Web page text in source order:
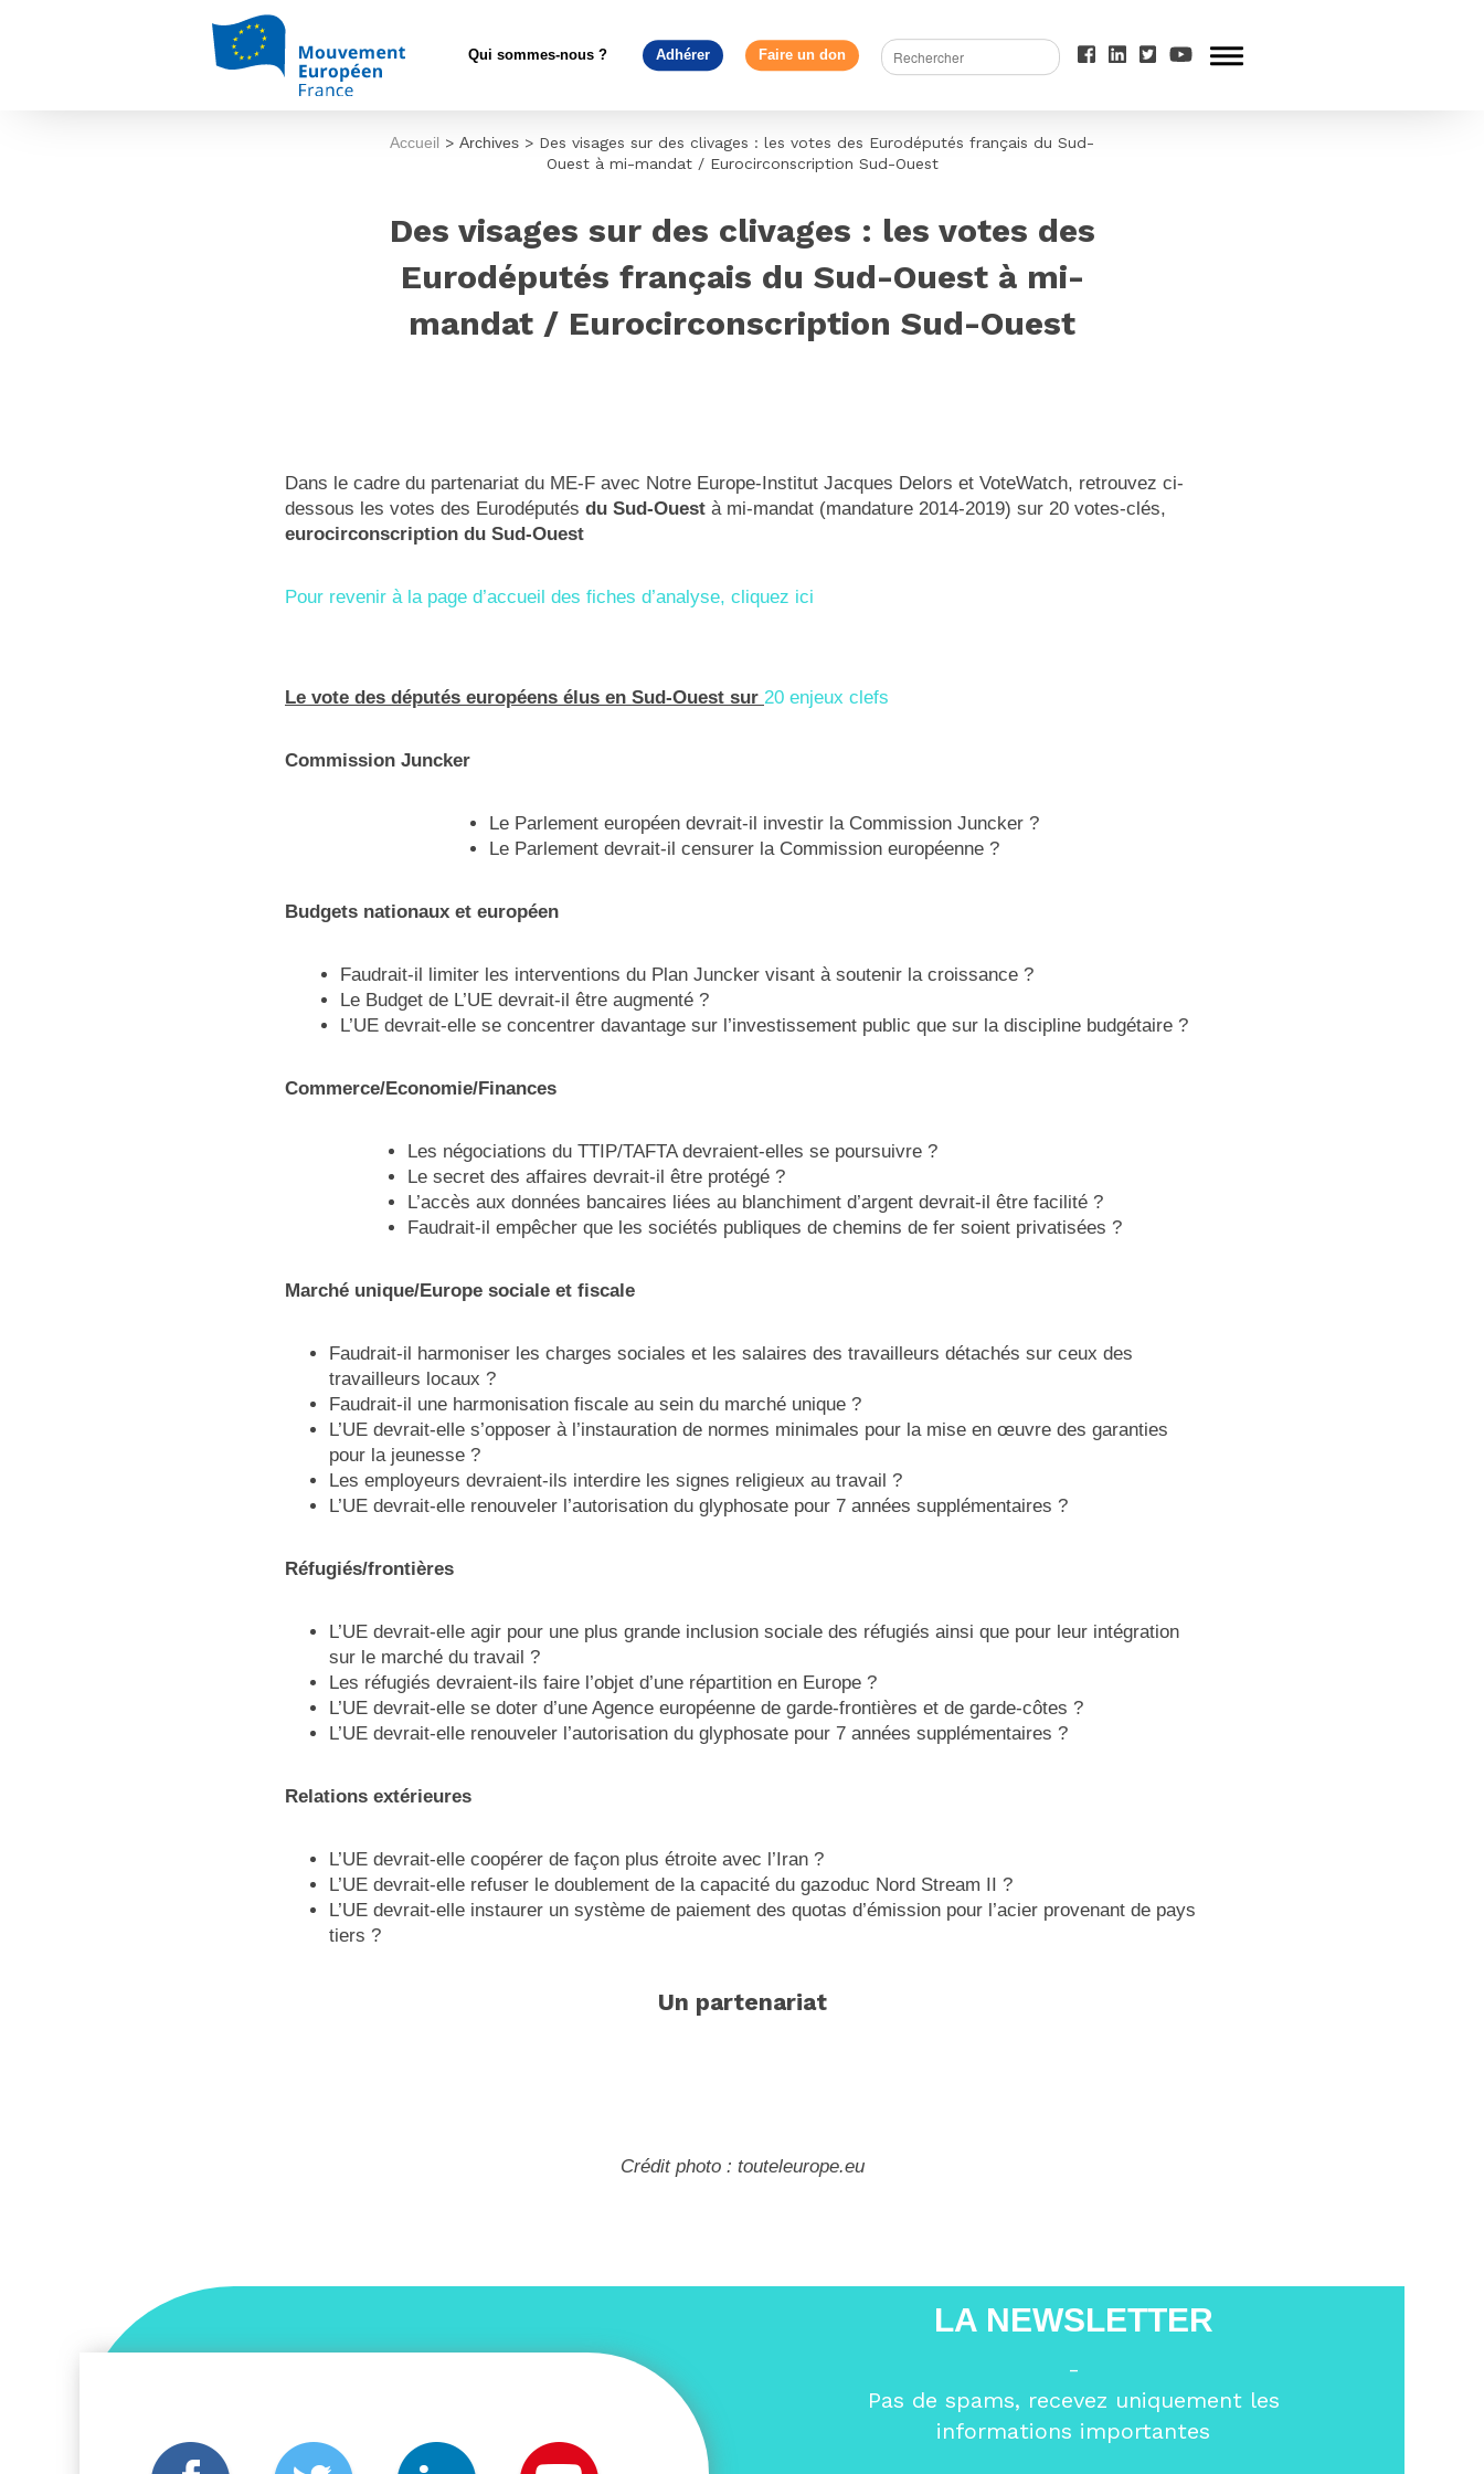
Qui sommes-nous ? Adhérer Faire un don
Accueil > Archives > Des visages sur des clivages : les votes des Eurodéputés français du Sud-
Ouest à mi-mandat / Eurocirconscription Sud-Ouest
Des visages sur des clivages : les votes des
Eurodéputés français du Sud-Ouest à mi-
mandat / Eurocirconscription Sud-Ouest
Dans le cadre du partenariat du ME-F avec Notre Europe-Institut Jacques Delors et VoteWatch, retrouvez ci-
dessous les votes des Eurodéputés du Sud-Ouest à mi-mandat (mandature 2014-2019) sur 20 votes-clés,
eurocirconscription du Sud-Ouest
Pour revenir à la page d’accueil des fiches d’analyse, cliquez ici
Le vote des députés européens élus en Sud-Ouest sur 20 enjeux clefs
Commission Juncker
Le Parlement européen devrait-il investir la Commission Juncker ?
Le Parlement devrait-il censurer la Commission européenne ?
Budgets nationaux et européen
Faudrait-il limiter les interventions du Plan Juncker visant à soutenir la croissance ?
Le Budget de L’UE devrait-il être augmenté ?
L’UE devrait-elle se concentrer davantage sur l’investissement public que sur la discipline budgétaire ?
Commerce/Economie/Finances
Les négociations du TTIP/TAFTA devraient-elles se poursuivre ?
Le secret des affaires devrait-il être protégé ?
L’accès aux données bancaires liées au blanchiment d’argent devrait-il être facilité ?
Faudrait-il empêcher que les sociétés publiques de chemins de fer soient privatisées ?
Marché unique/Europe sociale et fiscale
Faudrait-il harmoniser les charges sociales et les salaires des travailleurs détachés sur ceux des
travailleurs locaux ?
Faudrait-il une harmonisation fiscale au sein du marché unique ?
L’UE devrait-elle s’opposer à l’instauration de normes minimales pour la mise en œuvre des garanties
pour la jeunesse ?
Les employeurs devraient-ils interdire les signes religieux au travail ?
L’UE devrait-elle renouveler l’autorisation du glyphosate pour 7 années supplémentaires ?
Réfugiés/frontières
L’UE devrait-elle agir pour une plus grande inclusion sociale des réfugiés ainsi que pour leur intégration
sur le marché du travail ?
Les réfugiés devraient-ils faire l’objet d’une répartition en Europe ?
L’UE devrait-elle se doter d’une Agence européenne de garde-frontières et de garde-côtes ?
L’UE devrait-elle renouveler l’autorisation du glyphosate pour 7 années supplémentaires ?
Relations extérieures
L’UE devrait-elle coopérer de façon plus étroite avec l’Iran ?
L’UE devrait-elle refuser le doublement de la capacité du gazoduc Nord Stream II ?
L’UE devrait-elle instaurer un système de paiement des quotas d’émission pour l’acier provenant de pays
tiers ?
Un partenariat
Crédit photo : touteleurope.eu
LA NEWSLETTER
-
Pas de spams, recevez uniquement les
informations importantes